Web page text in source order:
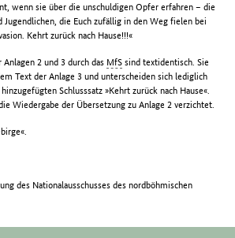
wenn sie über die unschuldigen Opfer erfahren – die
Jugendlichen, die Euch zufällig in den Weg fielen bei
Kehrt zurück nach Hause!!!«
2 und 3 durch das MfS sind textidentisch. Sie
Text der Anlage 3 und unterscheiden sich lediglich
Schlusssatz »Kehrt zurück nach Hause«.
Wiedergabe der Übersetzung zu Anlage 2 verzichtet.
des Nationalausschusses des nordböhmischen